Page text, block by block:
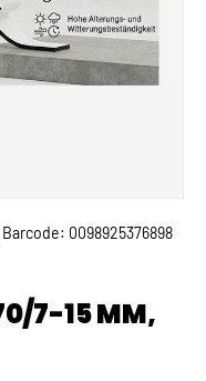
Barcode: 0098925376898
7-15 MM,